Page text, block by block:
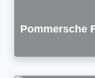
Pommersche